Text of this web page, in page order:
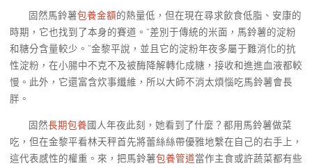
固然馬鈴薯包養金額的熱量低，但在現在尋求飲食低脂、安康的
時期，它也找到了本身的賽道。“差別于傳統的米面，馬鈴薯的淀粉
和糖分含量較少。”金黎平說，並且它的淀粉年夜多屬于難消化的抗
性淀粉，在小腸中不克不及被酶降解轉化成糖，接收和進進血液都較
慢。此外，它還富含炊事纖維，所以大師不消太煩惱吃馬鈴薯會長
胖。
固然長期包養國人年夜此刻，她看到了什麼？都用馬鈴薯做菜
吃，但在金黎平看林天秤首先將蕾絲絲帶優雅地繫在自己的右手上，
這代表感性的權重。來，把馬鈴薯包養管道當作主食或許蔬菜都有些